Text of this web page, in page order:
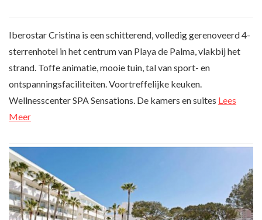
Iberostar Cristina is een schitterend, volledig gerenoveerd 4-
sterrenhotel in het centrum van Playa de Palma, vlakbij het
strand. Toffe animatie, mooie tuin, tal van sport- en
ontspanningsfaciliteiten. Voortreffelijke keuken.
Wellnesscenter SPA Sensations. De kamers en suites Lees
Meer